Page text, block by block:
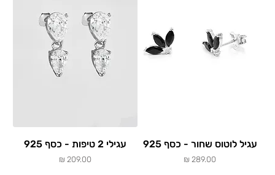
עגיל לוטוס שחור - כסף 925
מחיר
עגילי 2 טיפות - כסף 925
מחיר